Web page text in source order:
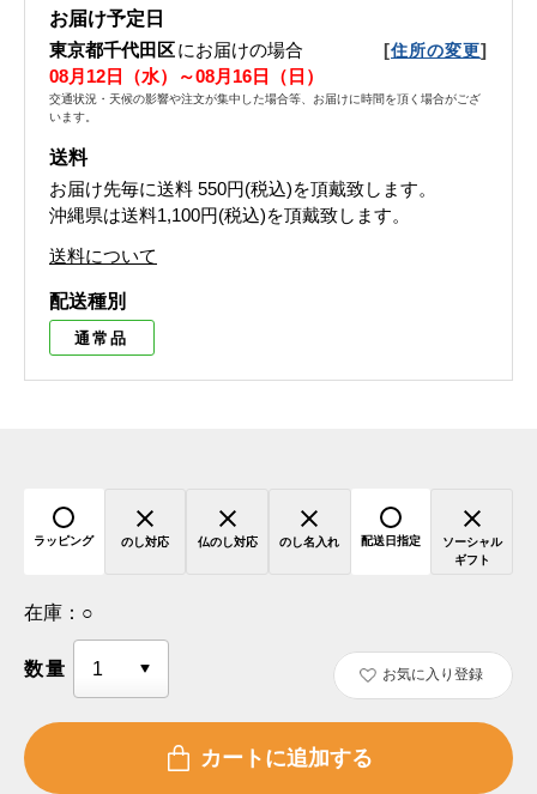
お届け予定日
東京都千代田区にお届けの場合 [住所の変更]
08月12日（水）～08月16日（日）
交通状況・天候の影響や注文が集中した場合等、お届けに時間を頂く場合がござ
います。
送料
お届け先毎に送料 550円(税込)を頂戴致します。
沖縄県は送料1,100円(税込)を頂戴致します。
送料について
配送種別
通常品
ラッピング のし対応 仏のし対応 のし名入れ 配送日指定
ソーシャル
ギフト
在庫： ○
数量 お気に入り登録